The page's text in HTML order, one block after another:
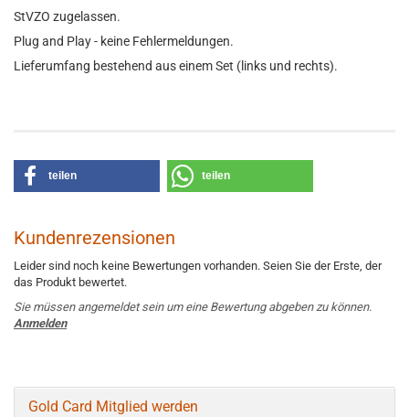
StVZO zugelassen.
Plug and Play - keine Fehlermeldungen.
Lieferumfang bestehend aus einem Set (links und rechts).
teilen teilen
Kundenrezensionen
Leider sind noch keine Bewertungen vorhanden. Seien Sie der Erste, der
das Produkt bewertet.
Sie müssen angemeldet sein um eine Bewertung abgeben zu können.
Anmelden
Gold Card Mitglied werden